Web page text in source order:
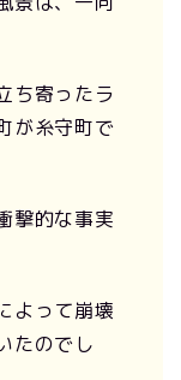
ち寄ったラ
が糸守町で
撃的な事実
よって崩壊
たのでし